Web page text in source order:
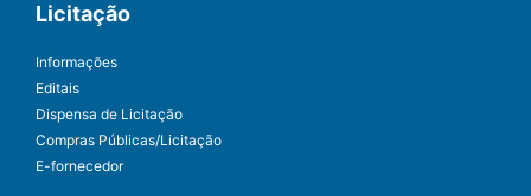
Licitação
Informações
Editais
Dispensa de Licitação
Compras Públicas/Licitação
E-fornecedor